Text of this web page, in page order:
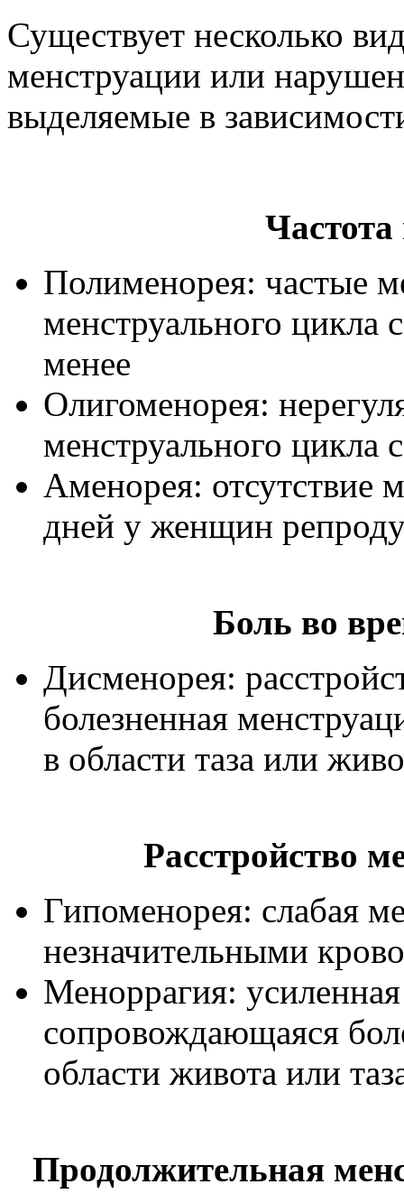
Существует несколько
менструации или
выделяемые в
Полименорея: частые
менструального цикла
менее
Олигоменорея:
менструального цикла
Аменорея: отсутствие
дней у женщин
Боль во
Дисменорея:
болезненная
в области таза или
Расстройство
Гипоменорея: слабая
незначительными
Меноррагия:
сопровождающаяся
области живота или
Продолжительная